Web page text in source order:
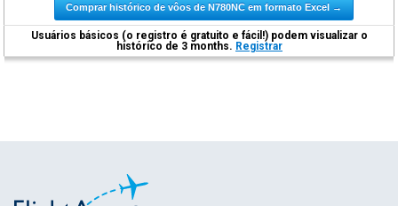
Comprar histórico de vôos de N780NC em formato Excel →
Usuários básicos (o registro é gratuito e fácil!) podem visualizar o
histórico de 3 months. Registrar